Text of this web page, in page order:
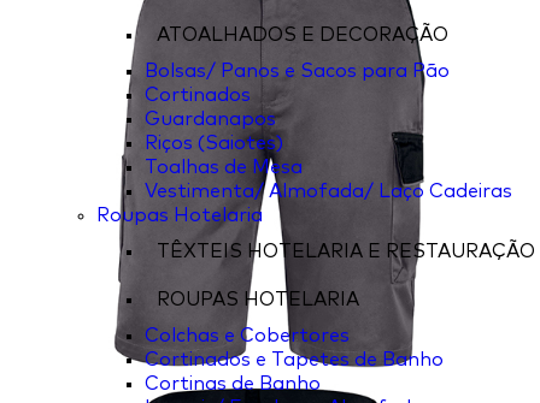
ATOALHADOS E DECORAÇÃO
Bolsas/ Panos e Sacos para Pão
Cortinados
Guardanapos
Riços (Saiotes)
Toalhas de Mesa
Vestimenta/ Almofada/ Laço Cadeiras
Roupas Hotelaria
TÊXTEIS HOTELARIA E RESTAURAÇÃO
ROUPAS HOTELARIA
Colchas e Cobertores
Cortinados e Tapetes de Banho
Cortinas de Banho